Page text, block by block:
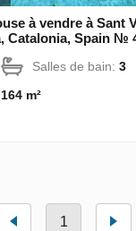
à vendre à Sant
Catalonia, Spain №
Salles de bain:3
164 m²
1